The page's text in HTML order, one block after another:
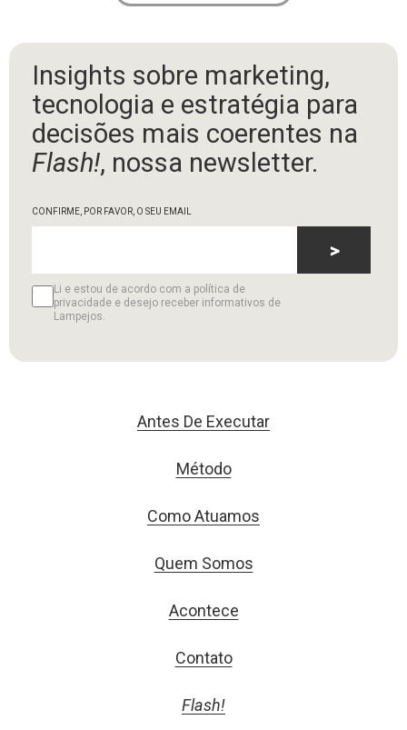
Insights sobre marketing,
tecnologia e estratégia para
decisões mais coerentes na
Flash!, nossa newsletter.
CONFIRME, POR FAVOR, O SEU EMAIL
Li e estou de acordo com a política de
privacidade e desejo receber informativos de
Lampejos.
>
Antes De Executar
Método
Como Atuamos
Quem Somos
Acontece
Contato
Flash!